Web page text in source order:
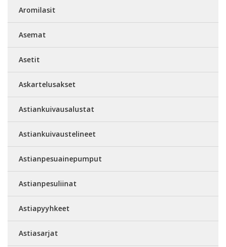
Aromilasit
Asemat
Asetit
Askartelusakset
Astiankuivausalustat
Astiankuivaustelineet
Astianpesuainepumput
Astianpesuliinat
Astiapyyhkeet
Astiasarjat